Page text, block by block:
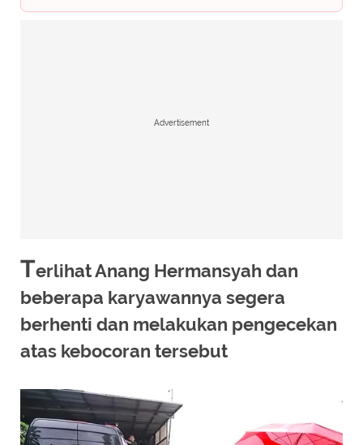
Advertisement
Terlihat Anang Hermansyah dan
beberapa karyawannya segera
berhenti dan melakukan pengecekan
atas kebocoran tersebut